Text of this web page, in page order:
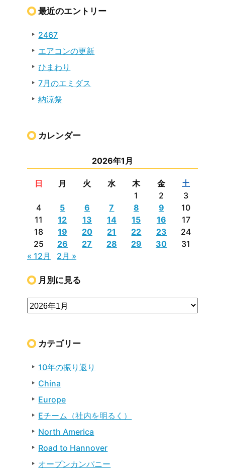
最近のエントリー
2467
エアコンの更新
ひまわり
7月のエミダス
納涼祭
カレンダー
2026年1月
日 月 火 水 木 金
土
1
2
3
4
5 6 7 8 9
10
11
12 13 14 15 16
17
18
19 20 21 22 23
24
25
26 27 28 29 30
31
« 12月
2月 »
月別に見る
カテゴリー
10年の振り返り
China
Europe
Eチーム（社内を明るく）
North America
Road to Hannover
オープンカンパニー